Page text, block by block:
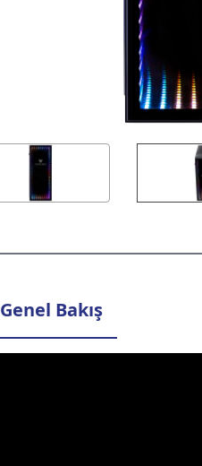
Genel Bakış